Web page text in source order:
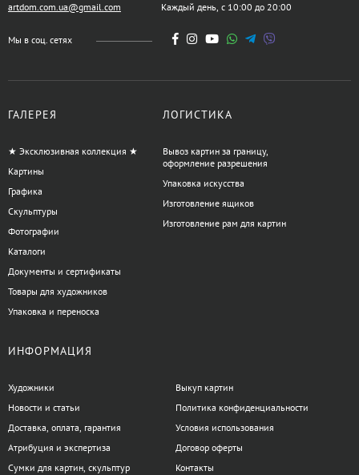
artdom.com.ua@gmail.com Каждый день, с 10:00 до 20:00
Мы в соц. сетях
ГАЛЕРЕЯ
★ Эксклюзивная коллекция ★
Картины
Графика
Скульптуры
Фотографии
Каталоги
Документы и сертификаты
Товары для художников
Упаковка и переноска
ЛОГИСТИКА
Вывоз картин за границу,
оформление разрешения
Упаковка искусства
Изготовление ящиков
Изготовление рам для картин
ИНФОРМАЦИЯ
Художники
Новости и статьи
Доставка, оплата, гарантия
Атрибуция и экспертиза
Сумки для картин, скульптур
Выкуп картин
Политика конфиденциальности
Условия использования
Договор оферты
Контакты